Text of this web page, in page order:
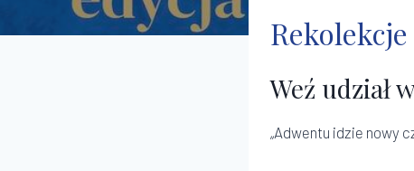
Weź udział
„Adwentu idzie nowy